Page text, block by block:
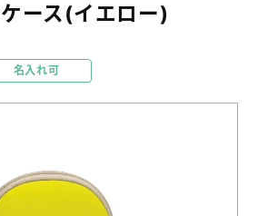
ース(イエロー)
名入れ可